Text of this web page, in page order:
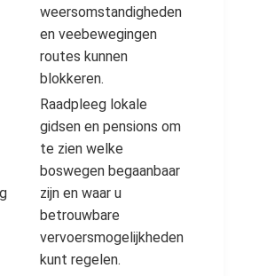
weersomstandigheden
en veebewegingen
routes kunnen
blokkeren.
Raadpleeg lokale
gidsen en pensions om
te zien welke
boswegen begaanbaar
zijn en waar u
betrouwbare
vervoersmogelijkheden
kunt regelen.